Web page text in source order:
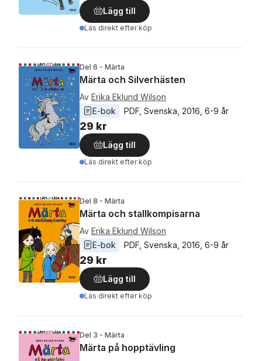
Lägg till
Läs direkt efter köp
Del 6 - Märta
Märta och Silverhästen
Av Erika Eklund Wilson
E-bok
PDF Svenska 2016 6-9 år
29 kr
Lägg till
Läs direkt efter köp
Del 8 - Märta
Märta och stallkompisarna
Av Erika Eklund Wilson
E-bok
PDF Svenska 2016 6-9 år
29 kr
Lägg till
Läs direkt efter köp
Del 3 - Märta
Märta på hopptävling